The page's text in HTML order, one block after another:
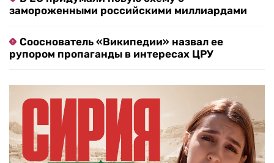
замороженными российскими миллиардами
Сооснователь «Википедии» назвал ее
рупором пропаганды в интересах ЦРУ